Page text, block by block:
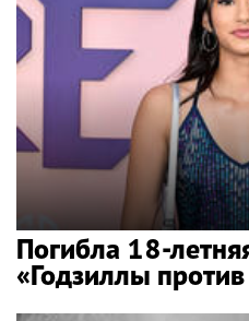
Погибла 18-
«Годзиллы